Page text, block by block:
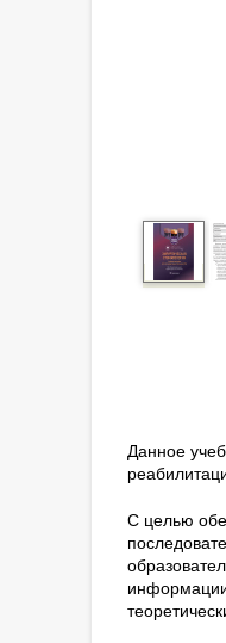
Данное
С целью